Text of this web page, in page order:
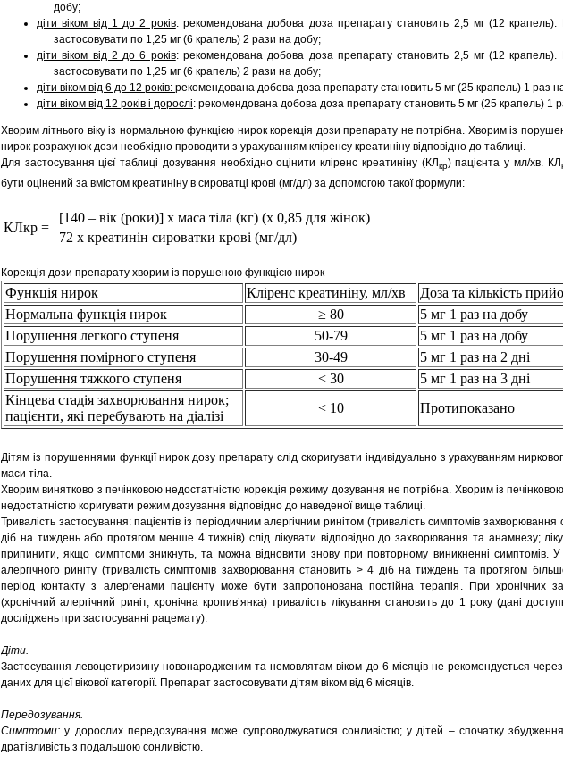
добу;
діти віком від 1 до 2 років: рекомендована добова доза препарату становить 2,5 мг (12 крапель).
застосовувати по 1,25 мг (6 крапель) 2 рази на добу;
діти віком від 2 до 6 років: рекомендована добова доза препарату становить 2,5 мг (12 крапель).
застосовувати по 1,25 мг (6 крапель) 2 рази на добу;
діти віком від 6 до 12 років: рекомендована добова доза препарату становить 5 мг (25 крапель) 1 раз
діти віком від 12 років і дорослі: рекомендована добова доза препарату становить 5 мг (25 крапель) 1
Хворим літнього віку із нормальною функцією нирок корекція дози препарату не потрібна. Хворим із
нирок розрахунок дози необхідно проводити з урахуванням кліренсу креатиніну відповідно до таблиці.
Для застосування цієї таблиці дозування необхідно оцінити кліренс креатиніну (КЛкр) пацієнта у мл/хв. КЛ
бути оцінений за вмістом креатиніну в сироватці крові (мг/дл) за допомогою такої формули:
КЛкр =
[140 – вік (роки)] x маса тіла (кг) (x 0,85 для жінок)
72 x креатинін сироватки крові (мг/дл)
Корекція дози препарату хворим із порушеною функцією нирок
Функція нирок Кліренс креатиніну, мл/хв
Доза та кількість
Нормальна функція нирок
≥ 80
5 мг 1 раз на добу
Порушення легкого ступеня
50-79
5 мг 1 раз на добу
Порушення помірного ступеня
30-49
5 мг 1 раз на 2 дні
Порушення тяжкого ступеня
< 30
5 мг 1 раз на 3 дні
Кінцева стадія захворювання нирок;
пацієнти, які перебувають на діалізі
< 10 Протипоказано
Дітям із порушеннями функції нирок дозу препарату слід скоригувати індивідуально з урахуванням
маси тіла.
Хворим винятково з печінковою недостатністю корекція режиму дозування не потрібна. Хворим із
недостатністю коригувати режим дозування відповідно до наведеної вище таблиці.
Тривалість застосування: пацієнтів із періодичним алергічним ринітом (тривалість симптомів захворювання
діб на тиждень або протягом менше 4 тижнів) слід лікувати відповідно до захворювання та анамнезу;
припинити, якщо симптоми зникнуть, та можна відновити знову при повторному виникненні симптомів. У
алергічного риніту (тривалість симптомів захворювання становить > 4 діб на тиждень та протягом
період контакту з алергенами пацієнту може бути запропонована постійна терапія. При хронічних
(хронічний алергічний риніт, хронічна кропив’янка) тривалість лікування становить до 1 року (дані
досліджень при застосуванні рацемату).
Діти.
Застосування левоцетиризину новонародженим та немовлятам віком до 6 місяців не рекомендується
даних для цієї вікової категорії. Препарат застосовувати дітям віком від 6 місяців.
Передозування.
Симптоми:у дорослих передозування може супроводжуватися сонливістю; у дітей – спочатку
дратівливість з подальшою сонливістю.